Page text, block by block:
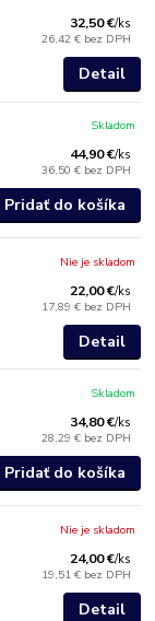
32,50 €/ks
26,42 € bez DPH
Detail
44,90 €/ks
36,50 € bez DPH
Skladom
Pridať do košíka
22,00 €/ks
17,89 € bez DPH
Nie je skladom
Detail
34,80 €/ks
28,29 € bez DPH
Skladom
Pridať do košíka
24,00 €/ks
19,51 € bez DPH
Nie je skladom
Detail